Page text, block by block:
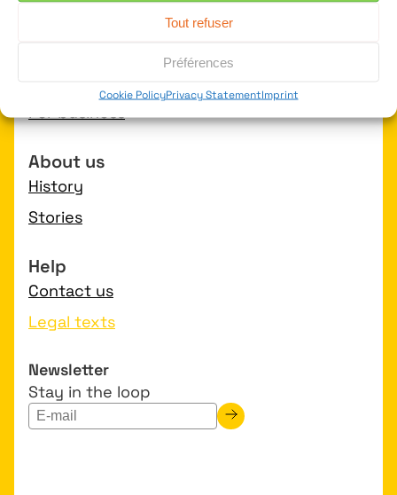
Tout refuser
Préférences
Cookie PolicyPrivacy StatementImprint
Accessories
For business
About us
History
Stories
Help
Contact us
Legal texts
Newsletter
Stay in the loop